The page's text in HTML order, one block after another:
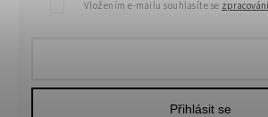
Vložením e-mailu souhlasíte se
Přihlásit se